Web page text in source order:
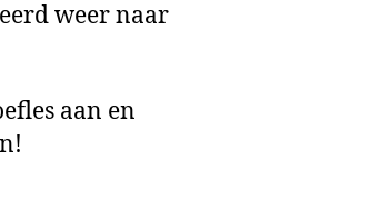
weer naar
aan en